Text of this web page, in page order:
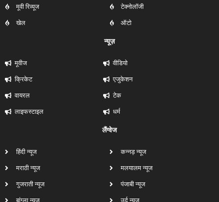
मूवी रिव्यूज
खेल
टेक्नोलॉजी
ऑटो
न्यूज़
मूवीज
क्रिकेट
वायरल
लाइफस्टाइल
वीडियो
एजुकेशन
टेक
धर्म
लैंग्वेज
हिंदी न्यूज
मराठी न्यूज
गुजराती न्यूज
बांग्ला न्यूज
कन्नड़ न्यूज
मलयालम न्यूज
पंजाबी न्यूज
उर्दू न्यूज